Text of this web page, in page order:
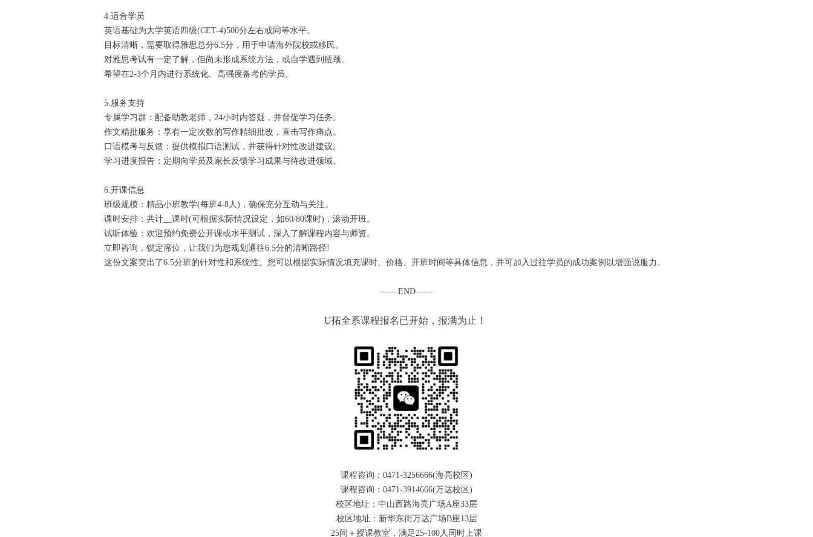
4.适合学员
英语基础为大学英语四级(CET-4)500分左右或同等水平。
目标清晰，需要取得雅思总分6.5分，用于申请海外院校或移民。
对雅思考试有一定了解，但尚未形成系统方法，或自学遇到瓶颈。
希望在2-3个月内进行系统化、高强度备考的学员。
5.服务支持
专属学习群：配备助教老师，24小时内答疑，并督促学习任务。
作文精批服务：享有一定次数的写作精细批改，直击写作痛点。
口语模考与反馈：提供模拟口语测试，并获得针对性改进建议。
学习进度报告：定期向学员及家长反馈学习成果与待改进领域。
6.开课信息
班级规模：精品小班教学(每班4-8人)，确保充分互动与关注。
课时安排：共计__课时(可根据实际情况设定，如60/80课时)，滚动开班。
试听体验：欢迎预约免费公开课或水平测试，深入了解课程内容与师资。
立即咨询，锁定席位，让我们为您规划通往6.5分的清晰路径!
这份文案突出了6.5分班的针对性和系统性。您可以根据实际情况填充课时、价格、开班时间等具体信息，并可加入过往学员的成功案例以增强说服力。
——END——
U拓全系课程报名已开始，报满为止！
课程咨询：0471-3256666(海亮校区)
课程咨询：0471-3914666(万达校区)
校区地址：中山西路海亮广场A座33层
校区地址：新华东街万达广场B座13层
25间＋授课教室，满足25-100人同时上课